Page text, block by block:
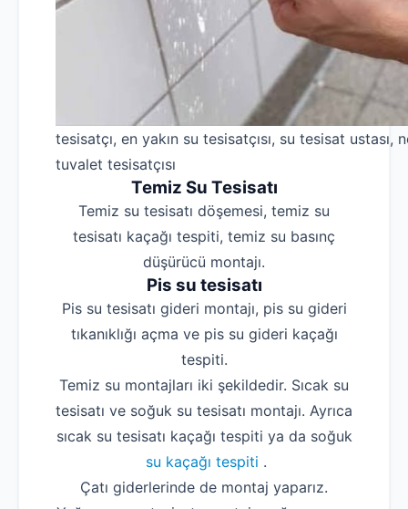
tesisatçı, en yakın su tesisatçısı, su tesisat
tuvalet tesisatçısı
Temiz Su Tesisatı
Temiz su tesisatı döşemesi, temiz su
tesisatı kaçağı tespiti, temiz su basınç
düşürücü montajı.
Pis su tesisatı
Pis su tesisatı gideri montajı, pis su gideri
tıkanıklığı açma ve pis su gideri kaçağı
tespiti.
Temiz su montajları iki şekildedir. Sıcak su
tesisatı ve soğuk su tesisatı montajı. Ayrıca
sıcak su tesisatı kaçağı tespiti ya da soğuk
su kaçağı tespiti .
Çatı giderlerinde de montaj yaparız.